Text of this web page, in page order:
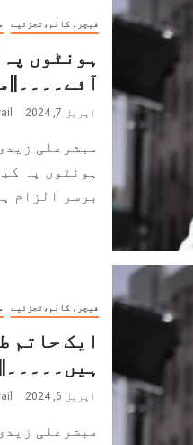
فیچر، کالم،تجزئیے
ہونٹوں
اپریل 7, 2024
مبشرعلی
ہونٹوں پہ
برسر الزام
فیچر، کالم،تجزئیے
ایک حاتم
اپریل 6, 2024
مبشرعلی